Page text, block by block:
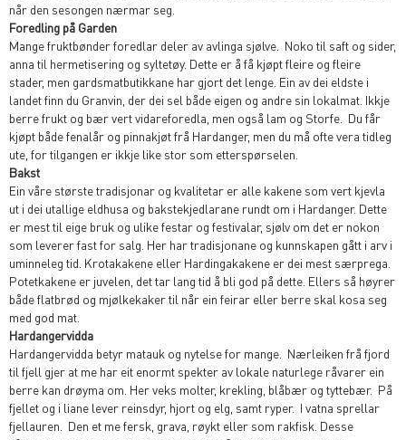
når den sesongen nærmar seg.
Foredling på Garden
Mange fruktbønder foredlar deler av avlinga sjølve. Noko til saft og sider,
anna til hermetisering og syltetøy. Dette er å få kjøpt fleire og fleire
stader, men gardsmatbutikkane har gjort det lenge. Ein av dei eldste i
landet finn du Granvin, der dei sel både eigen og andre sin lokalmat. Ikkje
berre frukt og bær vert vidareforedla, men også lam og Storfe. Du får
kjøpt både fenalår og pinnakjøt frå Hardanger, men du må ofte vera tidleg
ute, for tilgangen er ikkje like stor som etterspørselen.
Bakst
Ein våre største tradisjonar og kvalitetar er alle kakene som vert kjevla
ut i dei utallige eldhusa og bakstekjedlarane rundt om i Hardanger. Dette
er mest til eige bruk og ulike festar og festivalar, sjølv om det er nokon
som leverer fast for salg. Her har tradisjonane og kunnskapen gått i arv i
uminneleg tid. Krotakakene eller Hardingakakene er dei mest særprega.
Potetkakene er juvelen, det tar lang tid å bli god på dette. Ellers så høyrer
både flatbrød og mjølkekaker til når ein feirar eller berre skal kosa seg
med god mat.
Hardangervidda
Hardangervidda betyr matauk og nytelse for mange. Nærleiken frå fjord
til fjell gjer at me har eit enormt spekter av lokale naturlege råvarer ein
berre kan drøyma om. Her veks molter, krekling, blåbær og tyttebær. På
fjellet og i liane lever reinsdyr, hjort og elg, samt ryper. I vatna sprellar
fjellauren. Den et me fersk, grava, røykt eller som rakfisk. Desse